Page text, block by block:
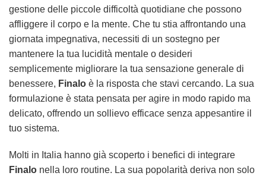
gestione delle piccole difficoltà quotidiane che possono
affliggere il corpo e la mente. Che tu stia affrontando una
giornata impegnativa, necessiti di un sostegno per
mantenere la tua lucidità mentale o desideri
semplicemente migliorare la tua sensazione generale di
benessere, Finalo è la risposta che stavi cercando. La sua
formulazione è stata pensata per agire in modo rapido ma
delicato, offrendo un sollievo efficace senza appesantire il
tuo sistema.
Molti in Italia hanno già scoperto i benefici di integrare
Finalo nella loro routine. La sua popolarità deriva non solo